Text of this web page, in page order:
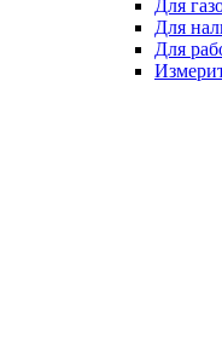
Для
Для
Для